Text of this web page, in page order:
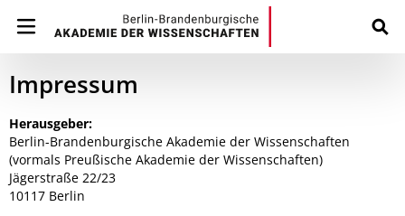
Impressum
Herausgeber:
Berlin-Brandenburgische Akademie der Wissenschaften
(vormals Preußische Akademie der Wissenschaften)
Jägerstraße 22/23
10117 Berlin